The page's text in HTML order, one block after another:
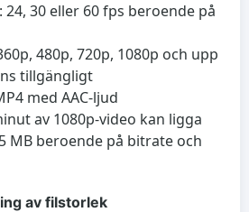
30 eller 60 fps beroende på
480p, 720p, 1080p och upp
tillgängligt
med AAC-ljud
av 1080p-video kan ligga
MB beroende på bitrate och
av filstorlek